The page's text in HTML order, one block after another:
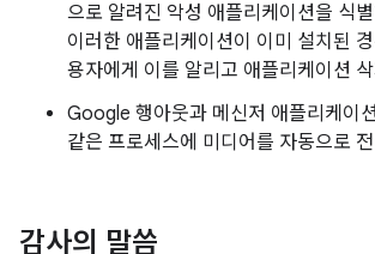
으로 알려진 악성 애플리케이션을 식
이러한 애플리케이션이 이미 설치된
용자에게 이를 알리고 애플리케이션
Google 행아웃과 메신저 애플리케이
같은 프로세스에 미디어를 자동으로
감사의 말씀